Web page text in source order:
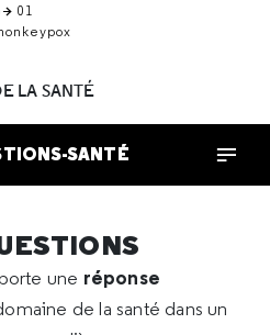
01
LA SANTÉ
SANTÉ
une réponse
de la santé dans un